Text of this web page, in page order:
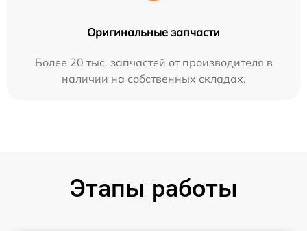
Оригинальные запчасти
Более 20 тыс. запчастей от производителя в
наличии на собственных складах.
Этапы работы